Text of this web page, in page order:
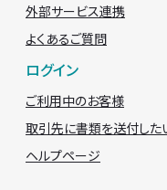
外部サービス連携
よくあるご質問
ログイン
ご利用中のお客様
取引先に書類を送付した
ヘルプページ